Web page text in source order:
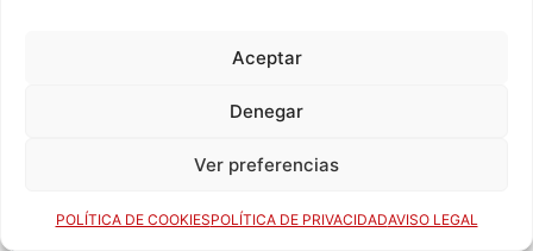
Aceptar
Denegar
Ver preferencias
POLÍTICA DE COOKIESPOLÍTICA DE PRIVACIDADAVISO LEGAL